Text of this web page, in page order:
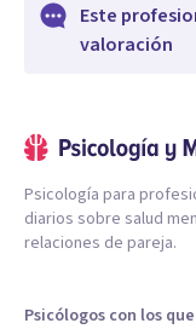
Este
valoración
Psicología para
diarios sobre salud
relaciones de pareja.
Psicólogos con los